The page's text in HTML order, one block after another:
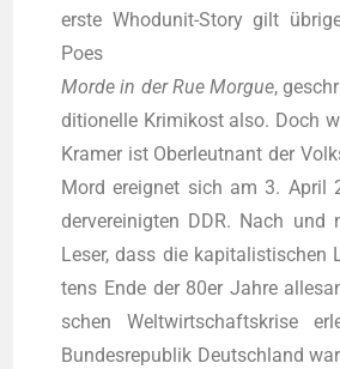
ers­te Whod­u­nit-Sto­ry gilt
Poes
Mor­de in der Rue Mor­gue,
di­tio­nel­le Kri­mi­kost also. Doch
Kra­mer ist Ober­leut­nant der
Mord ereig­net sich am 3. April
der­ver­ei­nig­ten DDR. Nach und
Leser, dass die kapi­ta­lis­ti­schen
tens Ende der 80er Jah­re
schen Welt­wirt­schafts­kri­se
Bun­des­re­pu­blik Deutsch­land